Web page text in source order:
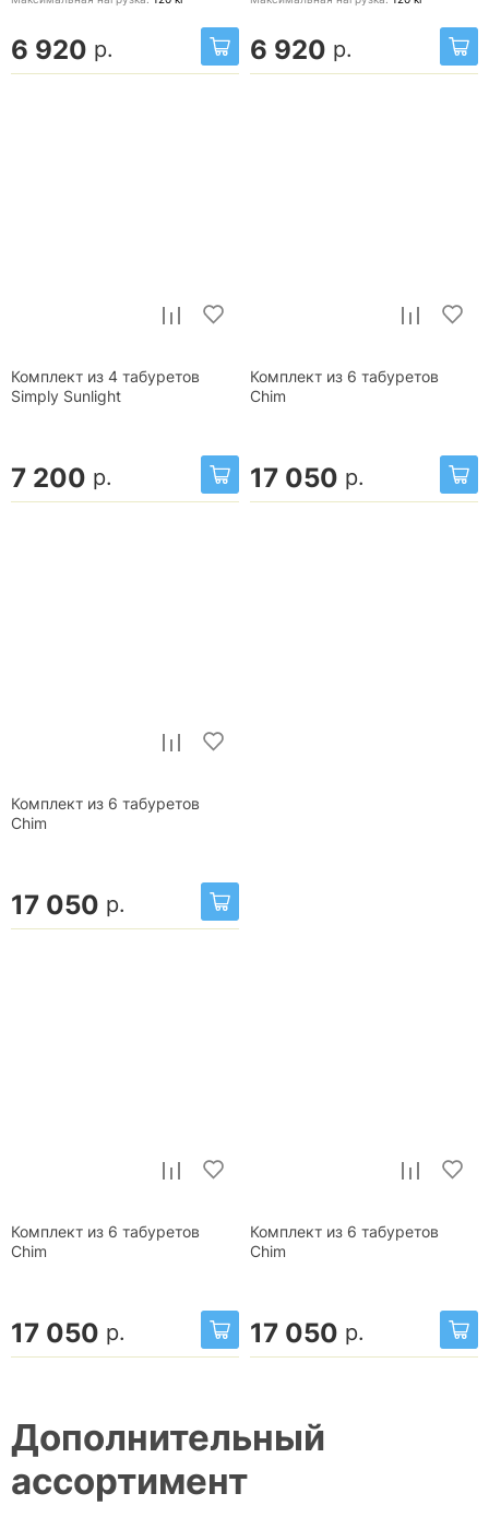
6 920 р. 6 920 р.
Комплект из 4 табуретов
Simply Sunlight
7 200 р.
Комплект из 6 табуретов
Chim
17 050 р.
Комплект из 6 табуретов
Chim
17 050 р.
Комплект из 6 табуретов
Chim
17 050 р.
Комплект из 6 табуретов
Chim
17 050 р.
Дополнительный
ассортимент